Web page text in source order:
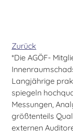
Zurück
*Die AGÖF-
Langjährige
spiegeln
Messungen,
größtenteils
externen